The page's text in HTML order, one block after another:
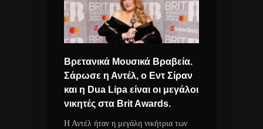
Βρετανικά Μουσικά Βραβεία.
Σάρωσε η Αντέλ, ο Εντ Σίραν
και η Dua Lipa είναι οι μεγάλοι
νικητές στα Brit Awards.
Η Αντέλ ήταν η μεγάλη νικήτρια των